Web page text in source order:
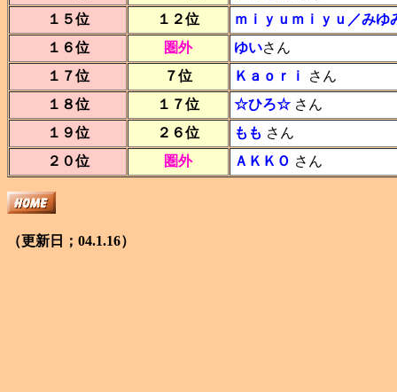
１５位
１２位
ｍｉｙｕｍｉｙｕ／みゆ
１６位
圏外 ゆいさん
１７位
７位 Ｋａｏｒｉ
さん
１８位
１７位 ☆ひろ☆ さん
１９位
２６位 もも さん
２０位
圏外 ＡＫＫＯ さん
（更新日；04.1.16）